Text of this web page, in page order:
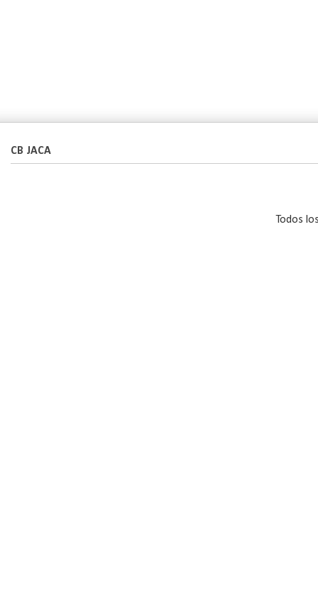
CB JACA
Todos